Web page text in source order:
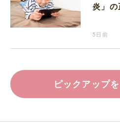
炎」
5日前
ピックアップ